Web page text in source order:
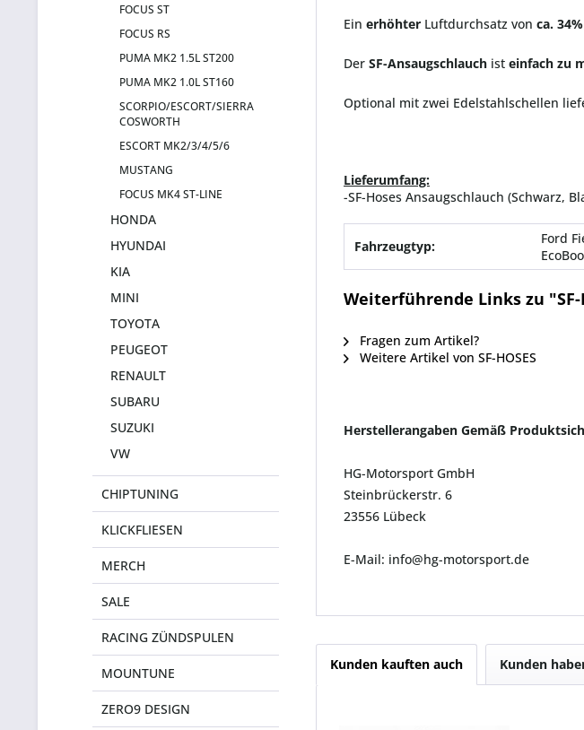
FOCUS ST
FOCUS RS
PUMA MK2 1.5L ST200
PUMA MK2 1.0L ST160
SCORPIO/ESCORT/SIERRA
COSWORTH
ESCORT MK2/3/4/5/6
MUSTANG
FOCUS MK4 ST-LINE
HONDA
HYUNDAI
KIA
MINI
TOYOTA
PEUGEOT
RENAULT
SUBARU
SUZUKI
VW
CHIPTUNING
KLICKFLIESEN
MERCH
SALE
RACING ZÜNDSPULEN
MOUNTUNE
ZERO9 DESIGN
Ein erhöhter Luftdurchsatz von ca. 34%
Der SF-Ansaugschlauch ist einfach zu
Optional mit zwei Edelstahlschellen
Lieferumfang:
-SF-Hoses Ansaugschlauch (Schwarz,
Fahrzeugtyp:
Ford
Weiterführende Links zu "SF-
Fragen zum Artikel?
Weitere Artikel von SF-HOSES
Herstellerangaben Gemäß
HG-Motorsport GmbH
Steinbrückerstr. 6
23556 Lübeck
E-Mail: info@hg-motorsport.de
Kunden kauften auch Kunden